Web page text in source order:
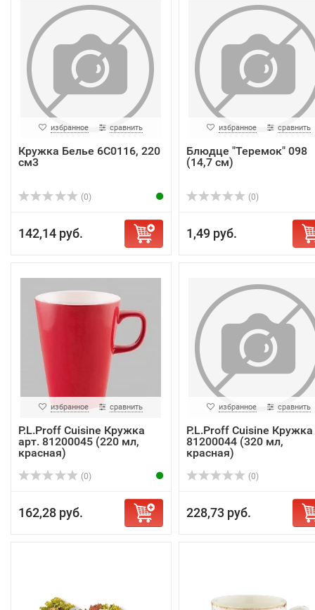
избранное сравнить
Кружка Белье 6С0116, 220
см3
(0)
142,14 руб.
избранное сравнить
Блюдце "Теремок" 098
(14,7 см)
(0)
1,49 руб.
избранное сравнить
P.L.Proff Cuisine Кружка
арт. 81200045 (220 мл,
красная)
(0)
162,28 руб.
избранное сравнить
P.L.Proff Cuisine Кружка
81200044 (320 мл,
красная)
(0)
228,73 руб.